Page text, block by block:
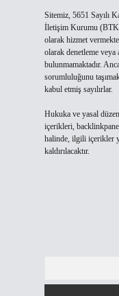
Sitemiz, 5651 Sayılı
İletişim Kurumu (BTK)
olarak hizmet
olarak denetleme
bulunmamaktadır.
sorumluluğunu
kabul etmiş sayılırlar.
Hukuka ve yasal
içerikleri,
halinde, ilgili içerikler
kaldırılacaktır.